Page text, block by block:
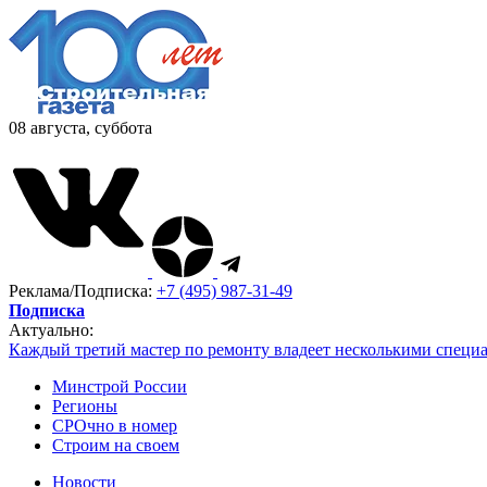
08 августа, суббота
Реклама/Подписка: +7 (495) 987-31-49
Подписка
Актуально:
Каждый третий мастер по ремонту владеет несколькими
Минстрой России
Регионы
СРОчно в номер
Строим на своем
Новости